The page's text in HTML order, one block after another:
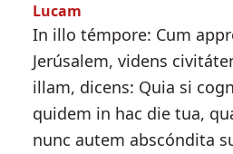
Lucam
In illo témpore: Cum
Jerúsalem, videns
illam, dicens: Quia si
quidem in hac die tua,
nunc autem abscóndita